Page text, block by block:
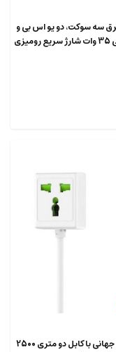
سه سوکت، دو یو اس بی و
دو تایپ سی 35 وات شارژ سریع رومیزی
تبدیل برق جهانی با کابل دو متری 2500